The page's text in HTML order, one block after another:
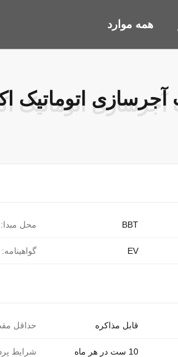
همه موارد
آجرسازی اتوماتیک
آجرسازی اتوماتیک
محل مبدا: BBT
گواهینامه: EV
حداقل قابل مذاکره
شرایط 10 ست در هر ماه